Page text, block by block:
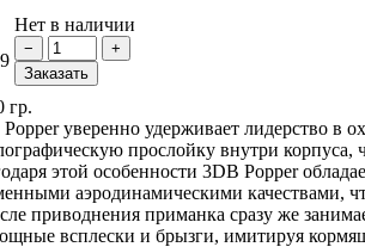
Нет в наличии
гр.
уверенно удерживает лидерство в
прослойку внутри
этой особенности 3DB Popper
аэродинамическими качествами,
приводнения приманка сразу же
всплески и брызги, имитируя